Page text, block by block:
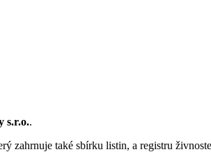
s.r.o..
zahrnuje také sbírku listin, a registru